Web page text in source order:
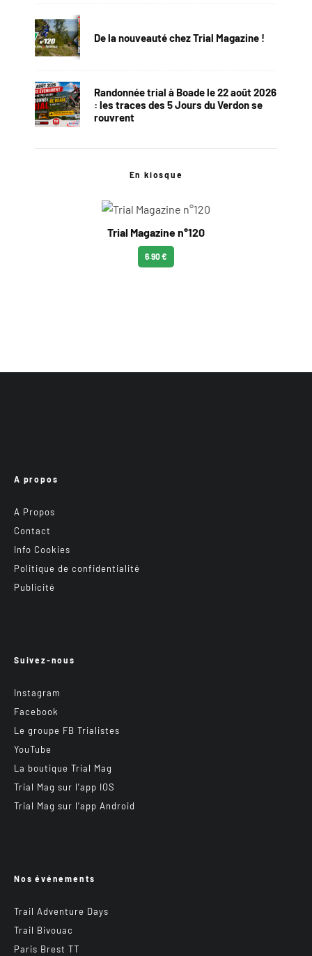
De la nouveauté chez Trial Magazine !
Randonnée trial à Boade le 22 août 2026
: les traces des 5 Jours du Verdon se
rouvrent
En kiosque
Trial Magazine n°120
6.90 €
A propos
A Propos
Contact
Info Cookies
Politique de confidentialité
Publicité
Suivez-nous
Instagram
Facebook
Le groupe FB Trialistes
YouTube
La boutique Trial Mag
Trial Mag sur l’app IOS
Trial Mag sur l’app Android
Nos événements
Trail Adventure Days
Trail Bivouac
Paris Brest TT